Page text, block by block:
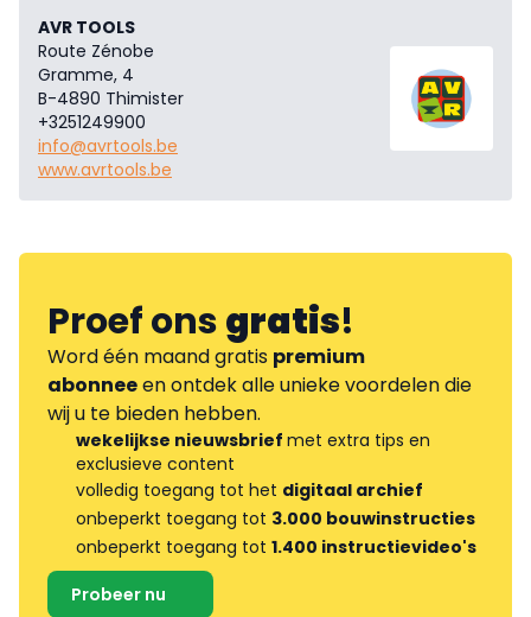
AVR TOOLS
Route Zénobe
Gramme, 4
B-4890 Thimister
+3251249900
info@avrtools.be
www.avrtools.be
Proef onsgratis!
Word één maand gratis premium
abonneeen ontdek alle unieke voordelen die
wij u te bieden hebben.
wekelijkse nieuwsbrief met extra tips en
exclusieve content
volledig toegang tot het digitaal archief
onbeperkt toegang tot 3.000 bouwinstructies
onbeperkt toegang tot 1.400 instructievideo's
Probeer nu